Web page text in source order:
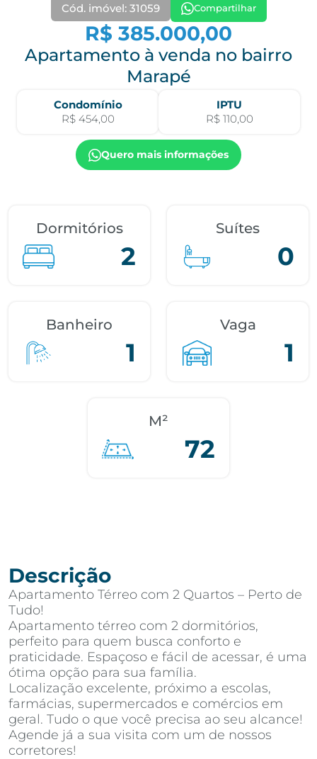
Cód. imóvel: 31059 Compartilhar
R$ 385.000,00
Apartamento à venda no bairro
Marapé
Condomínio
R$ 454,00
IPTU
R$ 110,00
Quero mais informações
Dormitórios
2
Suítes
0
Banheiro
1
Vaga
1
M²
72
Descrição
Apartamento Térreo com 2 Quartos – Perto de
Tudo!
Apartamento térreo com 2 dormitórios,
perfeito para quem busca conforto e
praticidade. Espaçoso e fácil de acessar, é uma
ótima opção para sua família.
Localização excelente, próximo a escolas,
farmácias, supermercados e comércios em
geral. Tudo o que você precisa ao seu alcance!
Agende já a sua visita com um de nossos
corretores!